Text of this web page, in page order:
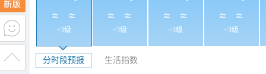
<3级 <3级 <3级 <3级
分时段预报 生活指数